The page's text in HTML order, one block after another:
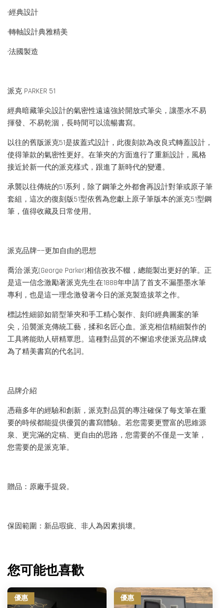
•經典設計
•轉軸設計典雅精美
•法國製造
派克 PARKER 51
經典暗藏筆尖設計的氣密性遠遠強於開放式筆尖，讓墨水不易
揮發、不易乾涸，長時間可以流暢書寫。
以往的舊版派克51是拔蓋式設計，此復刻款為改良式轉蓋設計，
使得筆款的氣密性更好。在筆夾的方面進行了重新設計，風格
接近於新一代的派克樣式，跟進了新時代的變遷。
承襲以往傳統的51系列，除了鋼筆之外都會再設計對筆或原子筆
套組，這次的復刻版51型依舊為您獻上原子筆版本的派克51型鋼
筆，值得收藏及日常使用。
派克品牌——更加自由的思想
喬治·派克(George Parker)相信孜孜不輟，總能製出更好的筆。正
是這一信念激勵著派克先生在1888年申請了首支不漏墨墨水筆
專利，也是這一理念激發著今日的派克製造拔萃之作。
標誌性細節如箭型筆夾和手工精心製作、刻印經典圖案的筆
尖，沿襲派克傳統工藝，揉和名匠心血。派克相信精細製作的
工具將能助人研精覃思。這種對品質的不懈追求使派克品牌成
為了精美書寫的代名詞。
品牌介紹
憑藉多年的經驗和創新，派克對品質的專注確保了每支筆在重
要的時候都能提供優質的書寫體驗。若您需要更豐富的思維源
泉、更完滿的定稿、更自由的思路，您需要的不僅是一支筆，
您需要的是派克筆。
贈品：原廠手提袋。
保固範圍：新品瑕疵、非人為因素損壞。
您可能也喜歡
優惠 優惠